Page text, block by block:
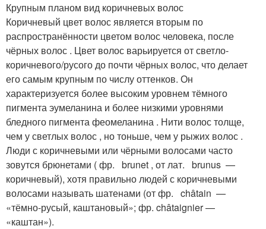
Крупным планом вид коричневых волос
Коричневый цвет волос является вторым по
распространённости цветом волос человека, после
чёрных волос . Цвет волос варьируется от светло-
коричневого/русого до почти чёрных волос, что делает
его самым крупным по числу оттенков. Он
характеризуется более высоким уровнем тёмного
пигмента эумеланина и более низкими уровнями
бледного пигмента феомеланина . Нити волос толще,
чем у светлых волос , но тоньше, чем у рыжих волос .
Люди с коричневыми или чёрными волосами часто
зовутся брюнетами ( фр. brunet , от лат. brunus —
коричневый), хотя правильно людей с коричневыми
волосами называть шатенами (от фр. châtain —
«тёмно-русый, каштановый»; фр. châtaignier —
«каштан»).